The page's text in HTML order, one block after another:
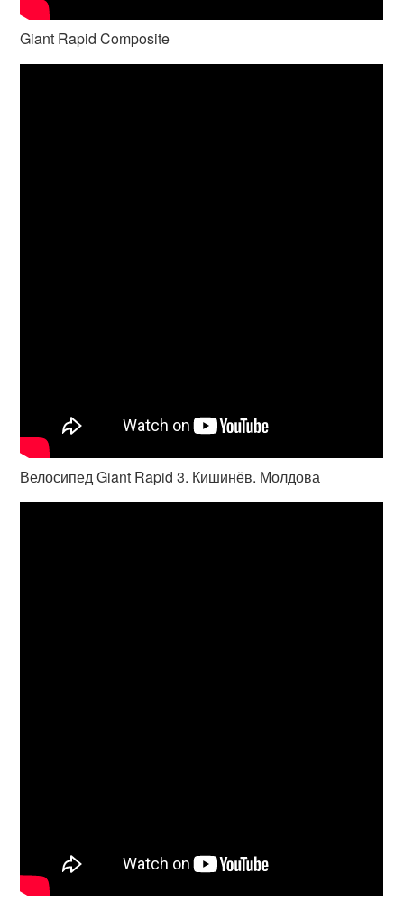
Giant Rapid Composite
Велосипед Giant Rapid 3. Кишинёв. Молдова